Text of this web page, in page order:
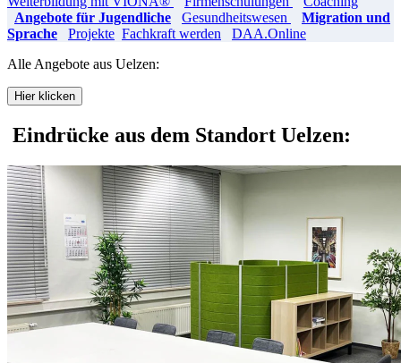
Angebote für Jugendliche
Gesundheitswesen
Migration und
Sprache
Projekte Fachkraft werden
DAA.Online
Alle Angebote aus Uelzen:
Hier klicken
Eindrücke aus dem Standort Uelzen: